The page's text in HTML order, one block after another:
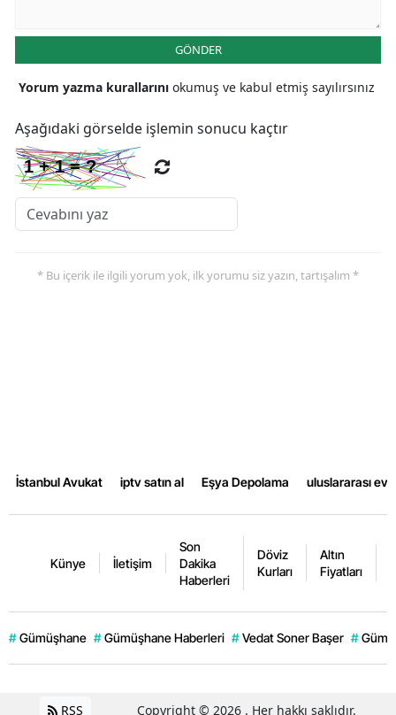
Osmaniye
GÖNDER
Yorum yazma kurallarını okumuş ve kabul etmiş sayılırsınız
Aşağıdaki görselde işlemin sonucu kaçtır
* Bu içerik ile ilgili yorum yok, ilk yorumu siz yazın, tartışalım *
İstanbul Avukat iptv satın al Eşya Depolama uluslararası
Künye İletişim
Son
Dakika
Haberleri
Döviz
Kurları
Altın
Fiyatları
# Gümüşhane # Gümüşhane Haberleri # Vedat Soner Başer #
RSS Copyright © 2026 . Her hakkı saklıdır.